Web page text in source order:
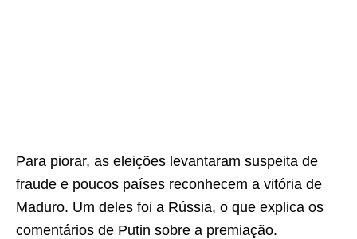
Para piorar, as eleições levantaram suspeita de
fraude e poucos países reconhecem a vitória de
Maduro. Um deles foi a Rússia, o que explica os
comentários de Putin sobre a premiação.